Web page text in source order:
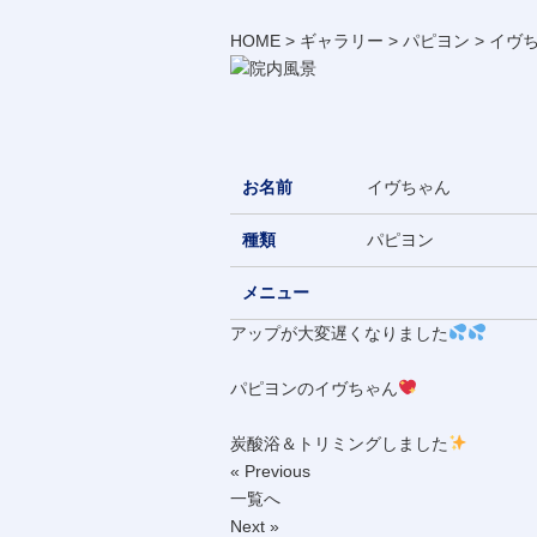
HOME > ギャラリー > パピヨン > イヴ
お名前 イヴちゃん
種類 パピヨン
メニュー
アップが大変遅くなりました
パピヨンのイヴちゃん
炭酸浴＆トリミングしました
« Previous
一覧へ
Next »